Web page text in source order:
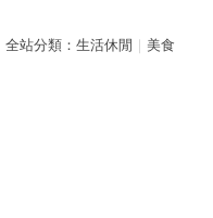
全站分類： 生活休閒 美食